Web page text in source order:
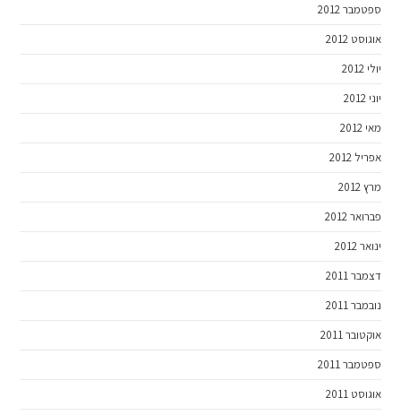
ספטמבר 2012
אוגוסט 2012
יולי 2012
יוני 2012
מאי 2012
אפריל 2012
מרץ 2012
פברואר 2012
ינואר 2012
דצמבר 2011
נובמבר 2011
אוקטובר 2011
ספטמבר 2011
אוגוסט 2011